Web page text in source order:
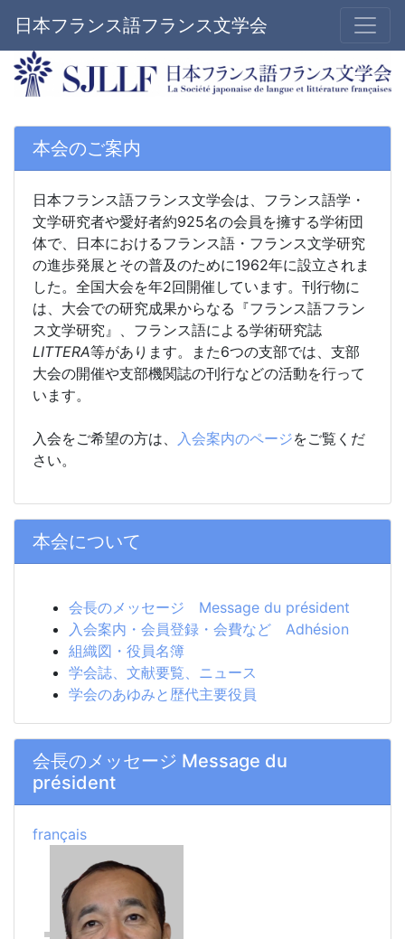
日本フランス語フランス文学会
本会のご案内
日本フランス語フランス文学会は、フランス語学・
文学研究者や愛好者約925名の会員を擁する学術団
体で、日本におけるフランス語・フランス文学研究
の進歩発展とその普及のために1962年に設立されま
した。全国大会を年2回開催しています。刊行物に
は、大会での研究成果からなる『フランス語フラン
ス文学研究』、フランス語による学術研究誌
LITTERA等があります。また6つの支部では、支部
大会の開催や支部機関誌の刊行などの活動を行って
います。
入会をご希望の方は、 入会案内のページをご覧くだ
さい。
本会について
会長のメッセージ Message du président
入会案内・会員登録・会費など Adhésion
組織図・役員名簿
学会誌、文献要覧、ニュース
学会のあゆみと歴代主要役員
会長のメッセージ Message du
président
français